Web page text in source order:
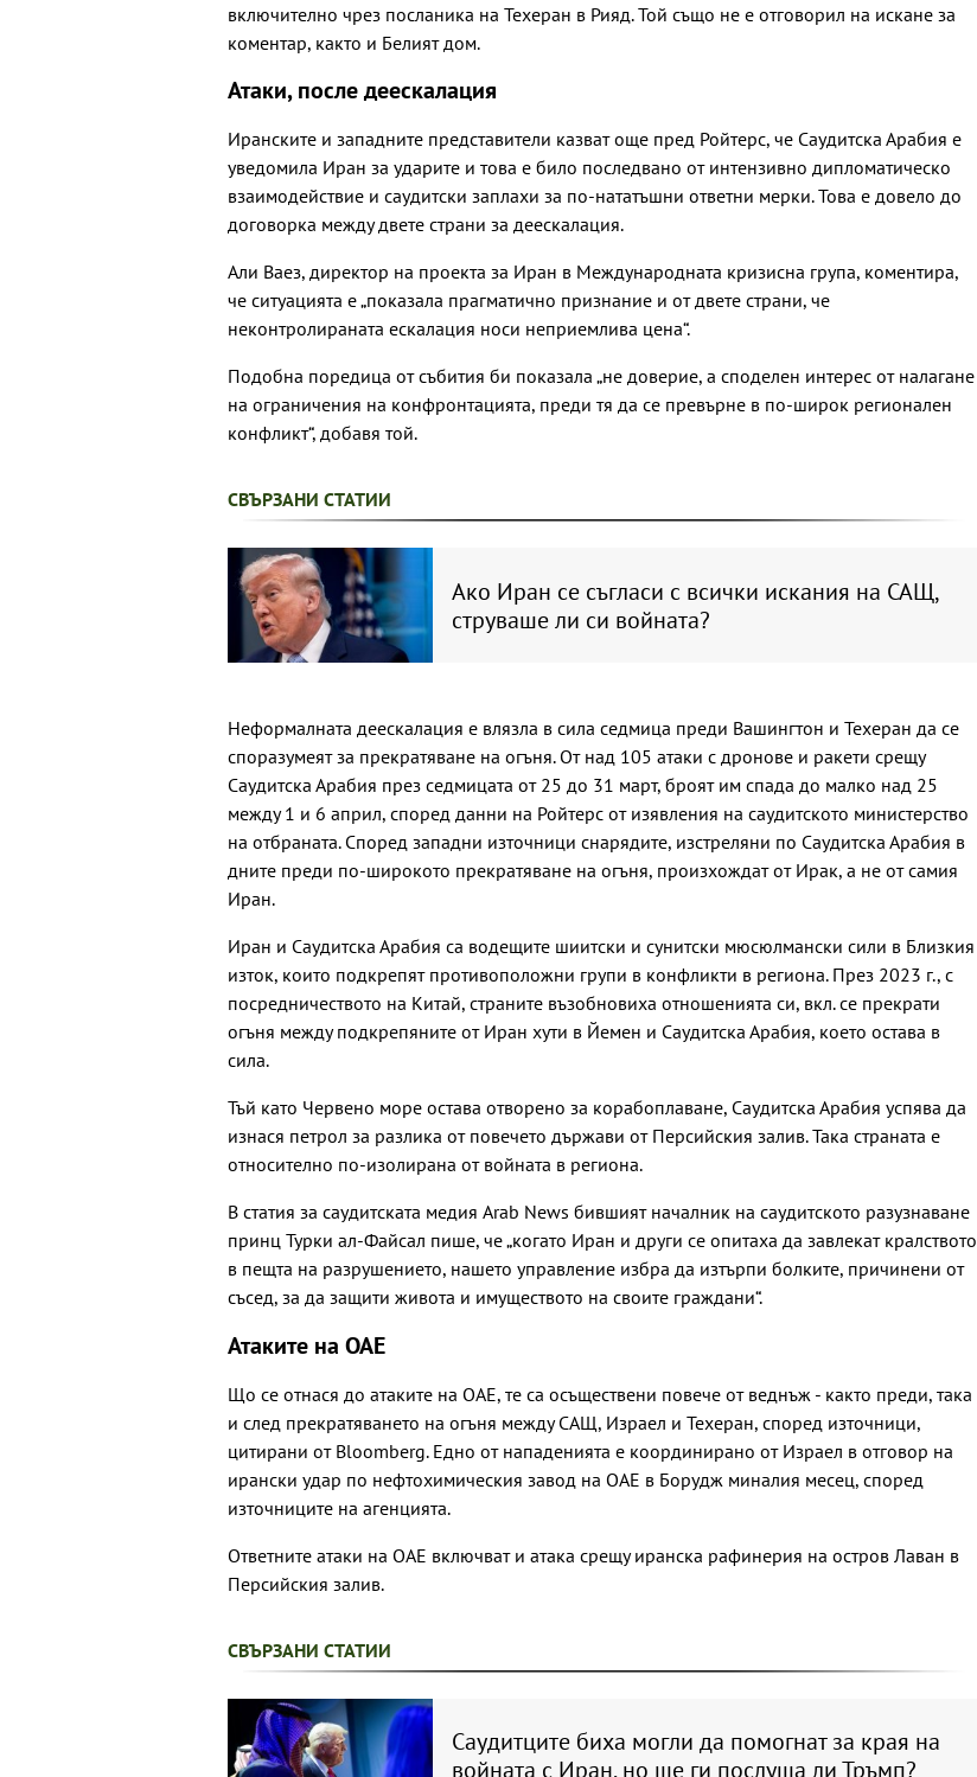
включително чрез посланика на Техеран в Рияд. Той също не е отговорил на искане за
коментар, както и Белият дом.
Атаки, после деескалация
Иранските и западните представители казват още пред Ройтерс, че Саудитска Арабия е
уведомила Иран за ударите и това е било последвано от интензивно дипломатическо
взаимодействие и саудитски заплахи за по-нататъшни ответни мерки. Това е довело до
договорка между двете страни за деескалация.
Али Ваез, директор на проекта за Иран в Международната кризисна група, коментира,
че ситуацията е „показала прагматично признание и от двете страни, че
неконтролираната ескалация носи неприемлива цена“.
Подобна поредица от събития би показала „не доверие, а споделен интерес от налагане
на ограничения на конфронтацията, преди тя да се превърне в по-широк регионален
конфликт“, добавя той.
СВЪРЗАНИ СТАТИИ
Ако Иран се съгласи с всички искания на САЩ,
струваше ли си войната?
Неформалната деескалация е влязла в сила седмица преди Вашингтон и Техеран да се
споразумеят за прекратяване на огъня. От над 105 атаки с дронове и ракети срещу
Саудитска Арабия през седмицата от 25 до 31 март, броят им спада до малко над 25
между 1 и 6 април, според данни на Ройтерс от изявления на саудитското министерство
на отбраната. Според западни източници снарядите, изстреляни по Саудитска Арабия в
дните преди по-широкото прекратяване на огъня, произхождат от Ирак, а не от самия
Иран.
Иран и Саудитска Арабия са водещите шиитски и сунитски мюсюлмански сили в Близкия
изток, които подкрепят противоположни групи в конфликти в региона. През 2023 г., с
посредничеството на Китай, страните възобновиха отношенията си, вкл. се прекрати
огъня между подкрепяните от Иран хути в Йемен и Саудитска Арабия, което остава в
сила.
Тъй като Червено море остава отворено за корабоплаване, Саудитска Арабия успява да
изнася петрол за разлика от повечето държави от Персийския залив. Така страната е
относително по-изолирана от войната в региона.
В статия за саудитската медия Arab News бившият началник на саудитското разузнаване
принц Турки ал-Файсал пише, че „когато Иран и други се опитаха да завлекат кралството
в пещта на разрушението, нашето управление избра да изтърпи болките, причинени от
съсед, за да защити живота и имуществото на своите граждани“.
Атаките на ОАЕ
Що се отнася до атаките на ОАЕ, те са осъществени повече от веднъж - както преди, така
и след прекратяването на огъня между САЩ, Израел и Техеран, според източници,
цитирани от Bloomberg. Едно от нападенията е координирано от Израел в отговор на
ирански удар по нефтохимическия завод на ОАЕ в Борудж миналия месец, според
източниците на агенцията.
Ответните атаки на ОАЕ включват и атака срещу иранска рафинерия на остров Лаван в
Персийския залив.
СВЪРЗАНИ СТАТИИ
Саудитците биха могли да помогнат за края на
войната с Иран, но ще ги послуша ли Тръмп?